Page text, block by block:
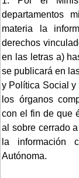
departamentos
materia la
derechos
en las letras a)
se publicará en
y Política Social y
los órganos
con el fin de que
al sobre cerrado
la información
Autónoma.